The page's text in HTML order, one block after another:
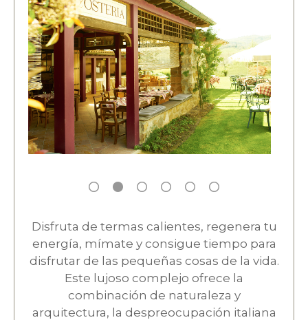
Disfruta de termas calientes, regenera tu
energía, mímate y consigue tiempo para
disfrutar de las pequeñas cosas de la vida.
Este lujoso complejo ofrece la
combinación de naturaleza y
arquitectura, la despreocupación italiana